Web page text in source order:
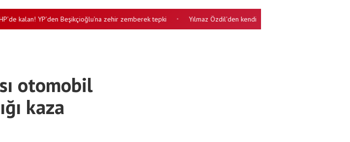
kalan! YP’den Beşikçioğlu’na zehir zemberek tepki • Yılmaz Özdil'den kendi mahallesine zehir zemberek sözler:
otomobil
kaza